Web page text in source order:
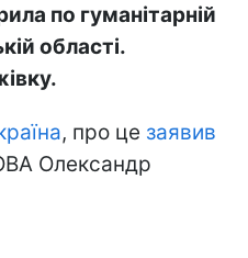
по гуманітарній
області.
, про це заявив
Олександр